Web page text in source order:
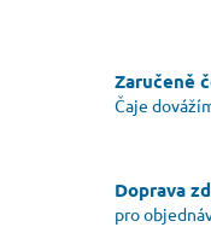
Zaručeně
Čaje
Doprava
pro